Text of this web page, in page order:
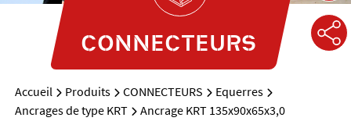
CONNECTEURS
Accueil Produits CONNECTEURS
Equerres
Ancrages de type KRT
Ancrage KRT 135x90x65x3,0